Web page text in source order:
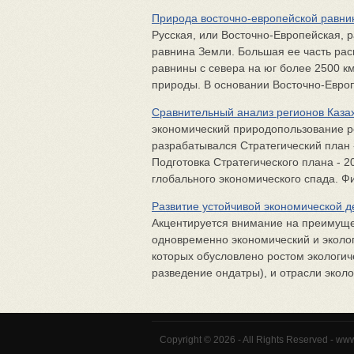
Природа восточно-европейской
Русская, или Восточно-
равнина Земли. Большая ее часть
равнины с севера на юг более 2500
природы. В основании Восточно-
Сравнительный анализ регионов
экономический природопользование
разрабатывался Стратегический
Подготовка Стратегического плана -
глобального экономического спада.
Развитие устойчивой экономической
Акцентируется внимание на
одновременно экономический и
которых обусловлено ростом
разведение ондатры), и отрасли
Copyright © 2026 - All Rights Reserved -